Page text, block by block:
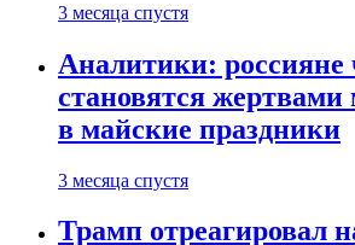
3 месяца спустя
Аналитики: россияне
становятся
в майские праздники
3 месяца спустя
Трамп отреагировал